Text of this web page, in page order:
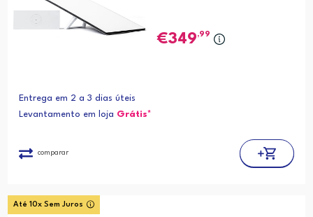
349,99
Entrega em 2 a 3 dias úteis
Levantamento em loja Grátis*
comparar
Até 10x Sem Juros